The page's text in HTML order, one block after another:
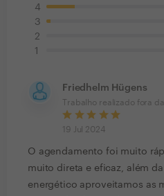
4
3
2
1
Friedhelm Hügens
Trabalho realizado fora
19 Jul 2024
O agendamento foi muito
muito direta e eficaz, além
energético aproveitamos as